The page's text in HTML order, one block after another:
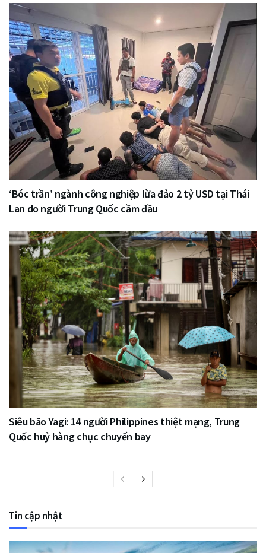
‘Bóc trần’ ngành công nghiệp lừa đảo 2 tỷ USD tại Thái
Lan do người Trung Quốc cầm đầu
Siêu bão Yagi: 14 người Philippines thiệt mạng, Trung
Quốc huỷ hàng chục chuyến bay
Tin cập nhật